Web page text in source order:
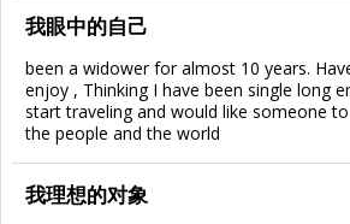
我眼中的自己
been a widower for almost 10 years.
enjoy , Thinking I have been single long
start traveling and would like someone
the people and the world
我理想的对象